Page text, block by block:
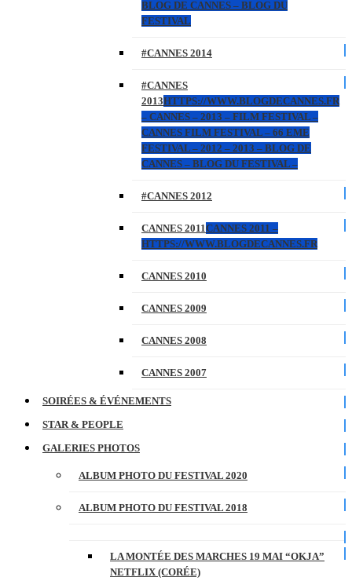
BLOG DE CANNES – BLOG DU
FESTIVAL
#CANNES 2014
#CANNES
2013HTTPS://WWW.BLOGDECANNES.FR
– CANNES – 2013 – FILM FESTIVAL –
CANNES FILM FESTIVAL – 66 EME
FESTIVAL – 2012 – 2013 – BLOG DE
CANNES – BLOG DU FESTIVAL –
#CANNES 2012
CANNES 2011CANNES 2011 –
HTTPS://WWW.BLOGDECANNES.FR
CANNES 2010
CANNES 2009
CANNES 2008
CANNES 2007
SOIRÉES & ÉVÉNEMENTS
STAR & PEOPLE
GALERIES PHOTOS
ALBUM PHOTO DU FESTIVAL 2020
ALBUM PHOTO DU FESTIVAL 2018
LA MONTÉE DES MARCHES 19 MAI “OKJA”
NETFLIX (CORÉE)